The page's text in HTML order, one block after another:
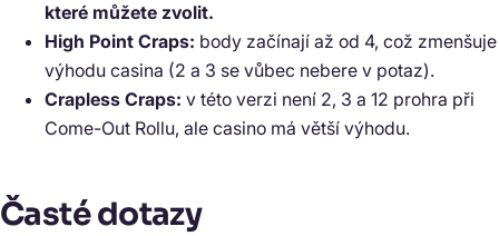
které můžete zvolit.
High Point Craps: body začínají až od 4, což zmenšuje
výhodu casina (2 a 3 se vůbec nebere v potaz).
Crapless Craps: v této verzi není 2, 3 a 12 prohra při
Come-Out Rollu, ale casino má větší výhodu.
Časté dotazy